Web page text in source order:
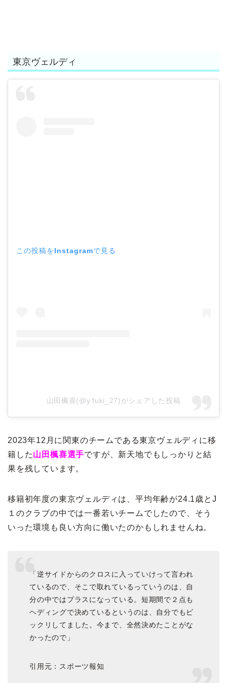
東京ヴェルディ
この投稿をInstagramで見る
山田楓喜(@y.fuki_27)がシェアした投稿
2023年12月に関東のチームである東京ヴェルディに移
籍した山田楓喜選手ですが、新天地でもしっかりと結
果を残しています。
移籍初年度の東京ヴェルディは、平均年齢が24.1歳とJ
１のクラブの中では一番若いチームでしたので、そう
いった環境も良い方向に働いたのかもしれませんね。
「逆サイドからのクロスに入っていけって言われ
ているので、そこで取れているっていうのは、自
分の中ではプラスになっている。短期間で２点も
ヘディングで決めているというのは、自分でもビ
ックリしてました。今まで、全然決めたことがな
かったので」
引用元：スポーツ報知